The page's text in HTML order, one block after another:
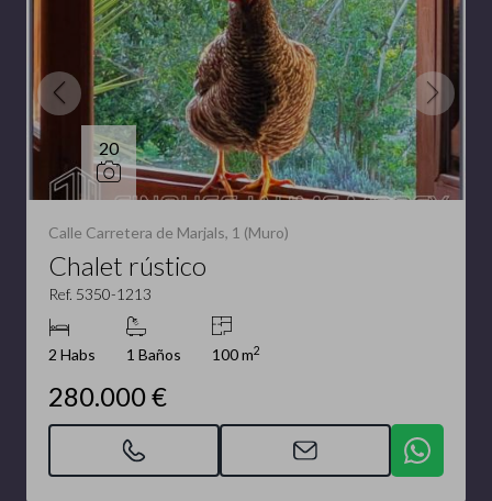
20
Calle Carretera de Marjals, 1 (Muro)
Chalet rústico
Ref. 5350-1213
2 Habs 1 Baños 100 m2
280.000 €